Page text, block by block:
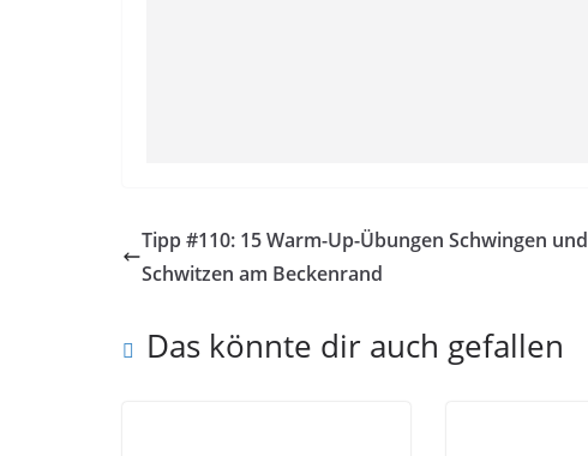
Tipp #110: 15 Warm-Up-Übungen Schwingen und
Schwitzen am Beckenrand
Das könnte dir auch gefallen